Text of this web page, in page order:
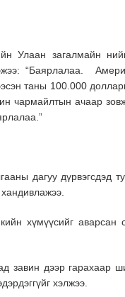
Улаан загалмайн
“Баярлалаа.
таны 100.000
чармайлтын ачаар
дагуу дүрвэгсдэд
хүмүүсийг аварсан
завин дээр гарахаар
хэлжээ.